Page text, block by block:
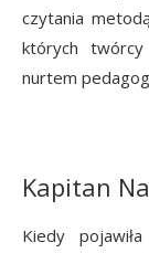
czytania
których
nurtem
Kapitan
Kiedy